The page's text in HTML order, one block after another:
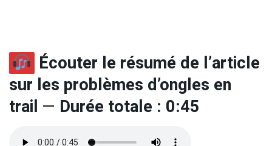
Écouter le résumé de l’article
sur les problèmes d’ongles en
trail — Durée totale : 0:45